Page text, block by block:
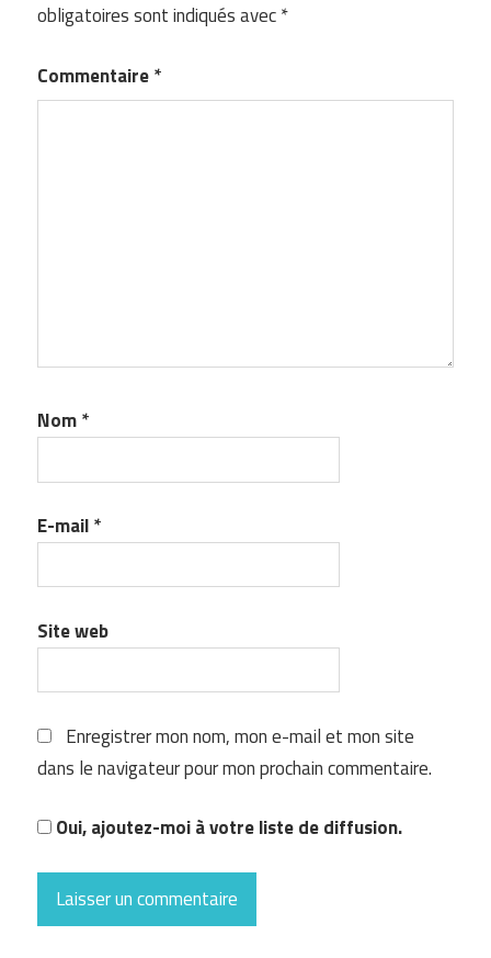
obligatoires sont indiqués avec*
Commentaire*
Nom*
E-mail*
Site web
Enregistrer mon nom, mon e-mail et mon site
dans le navigateur pour mon prochain commentaire.
Oui, ajoutez-moi à votre liste de diffusion.